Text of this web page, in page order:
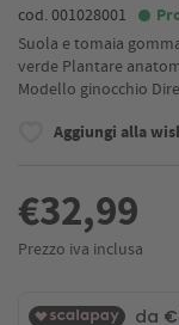
cod. 001028001
Suola e tomaia
verde Plantare
Modello ginocchio
Aggiungi alla
€32,99
Prezzo iva inclusa